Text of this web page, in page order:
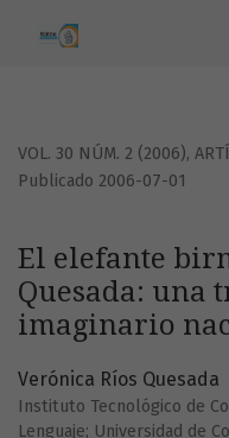
VOL. 30 NÚM. 2 (2006),
El elefante
Quesada: una
imaginario
Publicado 2006-07-01
Verónica Ríos Quesada
Instituto Tecnológico de
Lenguaje; Universidad de